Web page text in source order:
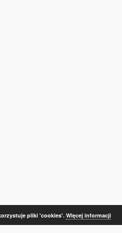
pliki 'cookies'. Więcej informacji